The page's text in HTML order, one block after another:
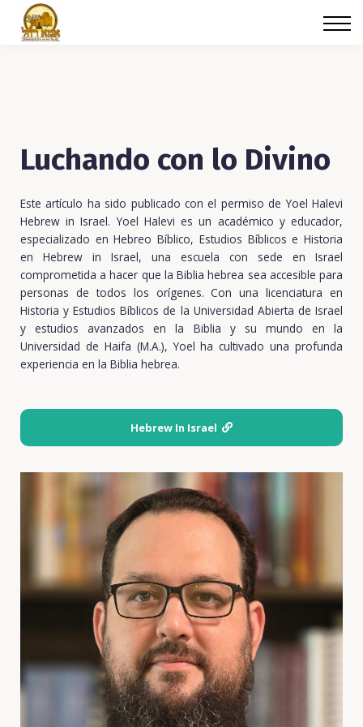
Luchando con lo Divino
Este artículo ha sido publicado con el permiso de Yoel Halevi
Hebrew in Israel. Yoel Halevi es un académico y educador,
especializado en Hebreo Bíblico, Estudios Bíblicos e Historia
en Hebrew in Israel, una escuela con sede en Israel
comprometida a hacer que la Biblia hebrea sea accesible para
personas de todos los orígenes. Con una licenciatura en
Historia y Estudios Bíblicos de la Universidad Abierta de Israel
y estudios avanzados en la Biblia y su mundo en la
Universidad de Haifa (M.A.), Yoel ha cultivado una profunda
experiencia en la Biblia hebrea.
Hebrew In Israel